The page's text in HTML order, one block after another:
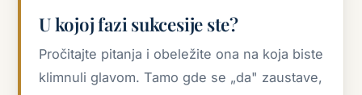
U kojoj fazi sukcesije ste?
Pročitajte pitanja i obeležite ona na koja biste
klimnuli glavom. Tamo gde se „da" zaustave,